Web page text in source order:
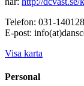
Telefon: 031-
E-post:
Visa karta
Personal